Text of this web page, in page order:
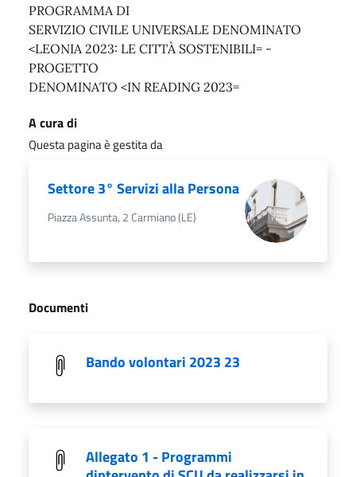
PROGRAMMA DI
SERVIZIO CIVILE UNIVERSALE DENOMINATO
<LEONIA 2023: LE CITTÀ SOSTENIBILI= -
PROGETTO
DENOMINATO <IN READING 2023=
A cura di
Questa pagina è gestita da
Settore 3° Servizi alla Persona
Piazza Assunta, 2 Carmiano (LE)
Documenti
Bando volontari 2023 23
Allegato 1 - Programmi